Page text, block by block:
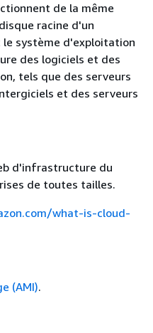
de la même
racine d'un
système d'exploitation
des logiciels et des
tels que des serveurs
et des serveurs
d'infrastructure du
de toutes tailles.
what-is-cloud-
(AMI).